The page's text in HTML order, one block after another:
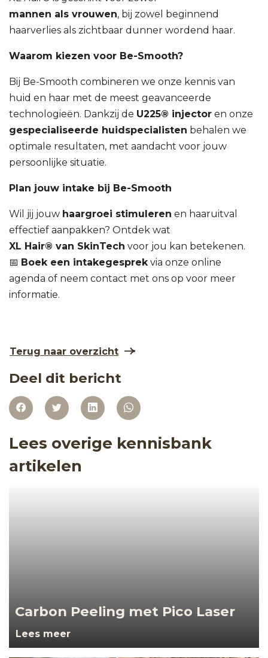
mannen als vrouwen, bij zowel beginnend
haarverlies als zichtbaar dunner wordend haar.
Waarom kiezen voor Be-Smooth?
Bij Be-Smooth combineren we onze kennis van
huid en haar met de meest geavanceerde
technologieën. Dankzij de U225® injector en onze
gespecialiseerde huidspecialisten behalen we
optimale resultaten, met aandacht voor jouw
persoonlijke situatie.
Plan jouw intake bij Be-Smooth
Wil jij jouw haargroei stimuleren en haaruitval
effectief aanpakken? Ontdek wat
XL Hair® van SkinTech voor jou kan betekenen.
📅 Boek een intakegesprekvia onze online
agenda of neem contact met ons op voor meer
informatie.
Terug naar overzicht
Deel dit bericht
Lees overige kennisbank
artikelen
Carbon Peeling met Pico Laser
Lees meer